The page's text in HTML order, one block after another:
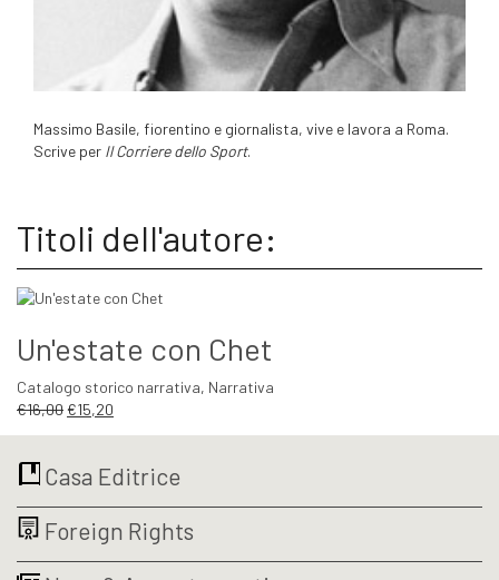
Massimo Basile, fiorentino e giornalista, vive e lavora a Roma.
Scrive per Il Corriere dello Sport.
Titoli dell'autore:
Un'estate con Chet
Catalogo storico narrativa, Narrativa
€16,00Il
era:
€15,20
è:
Casa Editrice
Foreign Rights